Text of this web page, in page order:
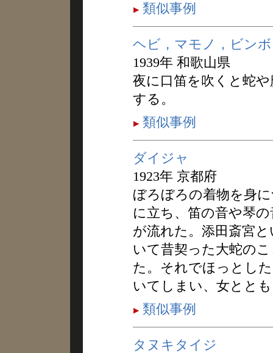
類似事例
ヘビ，マモノ，ビン
1939年 和歌山県
夜に口笛を吹くと蛇
する。
類似事例
ダイジャ
1923年 京都府
ぼろぼろの着物を身
に立ち、笛の音や琴
が流れた。添田斎宮
いて昔契った大蛇の
た。それでほっとし
いてしまい、女とと
類似事例
タヌキタイジ